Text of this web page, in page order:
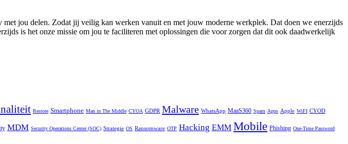
jou delen. Zodat jij veilig kan werken vanuit en met jouw moderne werkplek. Dat doen we enerzijds
is het onze missie om jou te faciliteren met oplossingen die voor zorgen dat dit ook daadwerkelijk
Restore Smartphone Man in The Middle CYOA GDPR Malware WhatsApp MaaS360 Spam Apps Apple WiFI CYOD
MDM Security Operations Center (SOC) Strategie OS Ransomware OTP Hacking EMM Mobile Phishing One-Time Password